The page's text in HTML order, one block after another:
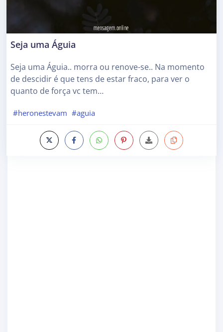
Seja uma Águia
Seja uma Águia.. morra ou renove-se.. Na momento
de descidir é que tens de estar fraco, para ver o
quanto de força vc tem…
#heronestevam #aguia